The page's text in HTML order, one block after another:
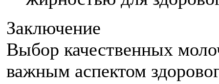
Заключение
Выбор качественных
важным аспектом